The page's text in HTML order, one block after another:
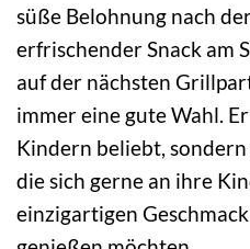
süße Belohnung nach
erfrischender Snack am
auf der nächsten
immer eine gute Wahl.
Kindern beliebt,
die sich gerne an ihre
einzigartigen